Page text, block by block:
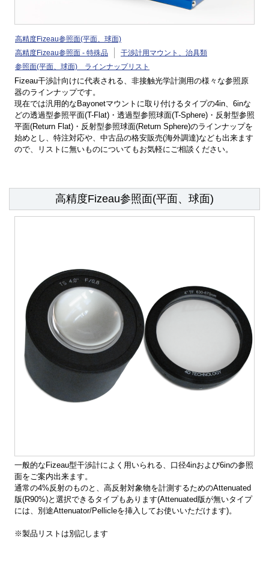
高精度Fizeau参照面(平面、球面)
高精度Fizeau参照面 - 特殊品
干渉計用マウント、治具類
参照面(平面、球面) ラインナップリスト
Fizeau干渉計向けに代表される、非接触光学計測用の様々な参照原
器のラインナップです。
現在では汎用的なBayonetマウントに取り付けるタイプの4in、6inな
どの透過型参照平面(T-Flat)・透過型参照球面(T-Sphere)・反射型参照
平面(Return Flat)・反射型参照球面(Return Sphere)のラインナップを
始めとし、特注対応や、中古品の格安販売(海外調達)なども出来ます
ので、リストに無いものについてもお気軽にご相談ください。
高精度Fizeau参照面(平面、球面)
一般的なFizeau型干渉計によく用いられる、口径4inおよび6inの参照
面をご案内出来ます。
通常の4%反射のものと、高反射対象物を計測するためのAttenuated
版(R90%)と選択できるタイプもあります(Attenuated版が無いタイプ
には、別途Attenuator/Pellicleを挿入してお使いいただけます)。
※製品リストは別記します